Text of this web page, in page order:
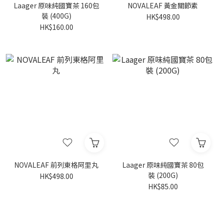
Laager 原味純國寶茶 160包
裝 (400G)
HK$160.00
NOVALEAF 黃金關節素
HK$498.00
NOVALEAF 前列東格阿里丸
HK$498.00
Laager 原味純國寶茶 80包
裝 (200G)
HK$85.00